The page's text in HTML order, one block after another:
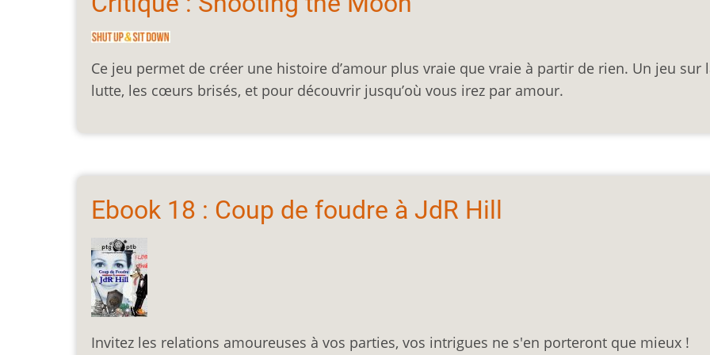
Ce jeu permet de créer une histoire d’amour plus vraie que vraie à partir de rien. Un jeu sur
lutte, les cœurs brisés, et pour découvrir jusqu’où vous irez par amour.
Ebook 18 : Coup de foudre à JdR Hill
Invitez les relations amoureuses à vos parties, vos intrigues ne s'en porteront que mieux !